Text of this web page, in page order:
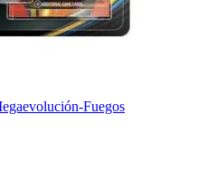
Fuegos